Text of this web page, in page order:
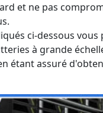
et ne pas
ci-dessous
à grande
étant assuré